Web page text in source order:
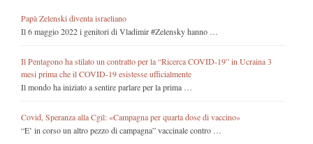
Papà Zelenski diventa israeliano
Il 6 maggio 2022 i genitori di Vladimir #Zelensky hanno …
Il Pentagono ha stilato un contratto per la “Ricerca COVID-19” in Ucraina 3
mesi prima che il COVID-19 esistesse ufficialmente
Il mondo ha iniziato a sentire parlare per la prima …
Covid, Speranza alla Cgil: «Campagna per quarta dose di vaccino»
“E’ in corso un altro pezzo di campagna” vaccinale contro …